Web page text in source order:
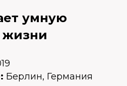
умную
жизни
Берлин, Германия